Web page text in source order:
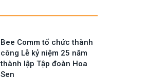
Bee Comm tổ chức thành
công Lễ kỷ niệm 25 năm
thành lập Tập đoàn Hoa
Sen